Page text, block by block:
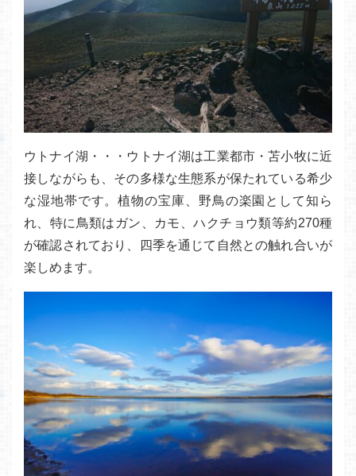
ウトナイ湖・・・ウトナイ湖は工業都市・苫小牧に近
接しながらも、その多様な生態系が保たれている希少
な湿地帯です。植物の宝庫、野鳥の楽園として知ら
れ、特に鳥類はガン、カモ、ハクチョウ類等約270種
が確認されており、四季を通じて自然との触れ合いが
楽しめます。